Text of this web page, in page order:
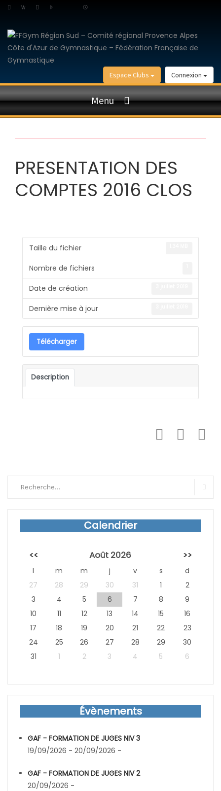
Connexion
Espace Clubs
Menu
PRESENTATION DES
COMPTES 2016 CLOS
Taille du fichier
Nombre de fichiers
Date de création
Dernière mise à jour
Télécharger
Description
Calendrier
<< Août 2026 >>
l m m j v s
d
27
28 29 30 31 1
2
3
4 5 6 7 8
9
10
11 12 13 14 15
16
17
18 19 20 21 22
23
24
25 26 27 28 29
30
31
1 2 3 4 5 6
Évènements
GAF - FORMATION DE JUGES NIV 3
19/09/2026 - 20/09/2026 -
GAF - FORMATION DE JUGES NIV 2
20/09/2026 -